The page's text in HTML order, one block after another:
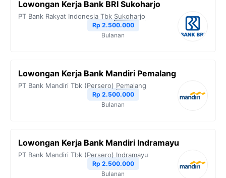
o
e
r
A
n
k
Lowongan Kerja Bank BRI Sukoharjo
PT Bank Rakyat Indonesia Tbk Sukoharjo
Rp 2.500.000
Bulanan
Lowongan Kerja Bank Mandiri Pemalang
PT Bank Mandiri Tbk (Persero) Pemalang
Rp 2.500.000
Bulanan
Lowongan Kerja Bank Mandiri Indramayu
PT Bank Mandiri Tbk (Persero) Indramayu
Rp 2.500.000
Bulanan